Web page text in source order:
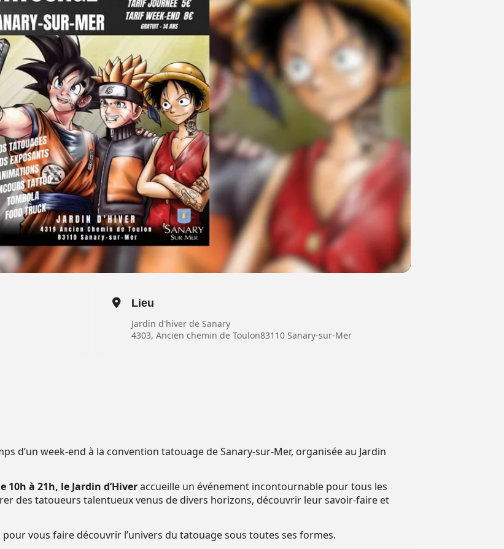
Lieu
Jardin d'hiver de Sanary
4303, Ancien chemin de Toulon83110 Sanary-sur-Mer
d’un week-end à la convention tatouage de Sanary-sur-Mer, organisée au Jardin
10h à 21h, le Jardin d’Hiveraccueille un événement incontournable pour tous les
des tatoueurs talentueux venus de divers horizons, découvrir leur savoir-faire et
vous faire découvrir l’univers du tatouage sous toutes ses formes.